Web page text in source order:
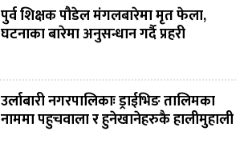
पुर्व शिक्षक पौडेल मंगलबारेमा मृत फेला,
घटनाका बारेमा अनुसन्धान गर्दै प्रहरी
उर्लाबारी नगरपालिकाः ड्राईभिङ तालिमका
नाममा पहुचवाला र हुनेखानेहरुकै हालीमुहाली